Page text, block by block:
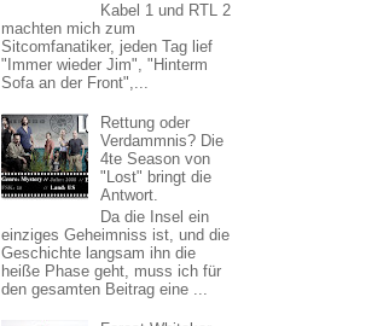
Kabel 1 und RTL 2
machten mich zum
Sitcomfanatiker, jeden Tag lief
"Immer wieder Jim", "Hinterm
Sofa an der Front",...
Rettung oder
Verdammnis? Die
4te Season von
"Lost" bringt die
Antwort.
Da die Insel ein
einziges Geheimniss ist, und die
Geschichte langsam ihn die
heiße Phase geht, muss ich für
den gesamten Beitrag eine ...